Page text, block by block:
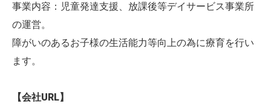
事業内容：児童発達支援、放課後等デイサービス事業所
の運営。
障がいのあるお子様の生活能力等向上の為に療育を行い
ます。
【会社URL】